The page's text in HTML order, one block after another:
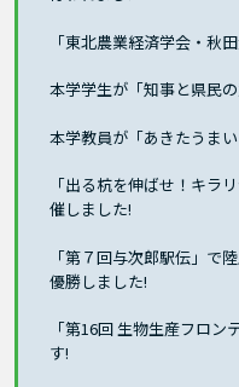
「東北農業経済学会・秋
本学学生が「知事と県民
本学教員が「あきたうま
「出る杭を伸ばせ！キラ
催しました!
「第７回与次郎駅伝」で
優勝しました!
「第16回 生物生産フロ
す!